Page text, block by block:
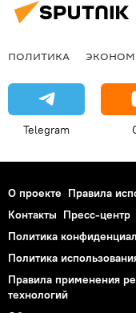
ПОЛИТИКА
Telegram
О проекте Правила
Контакты Пресс-центр
Политика
Политика
Правила применения
технологий